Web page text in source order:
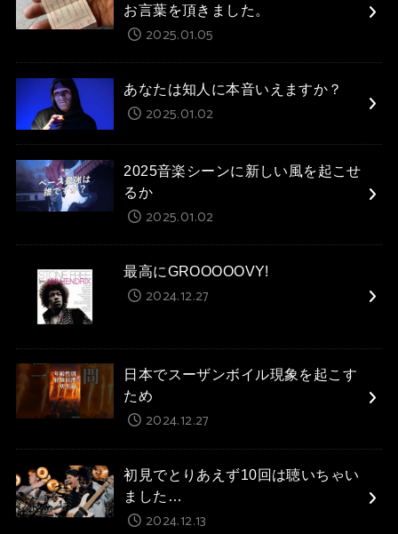
お言葉を頂きました。
2025.01.05
あなたは知人に本音いえますか？
2025.01.02
2025音楽シーンに新しい風を起こせ
るか
2025.01.02
最高にGROOOOOVY!
2024.12.27
日本でスーザンボイル現象を起こす
ため
2024.12.27
初見でとりあえず10回は聴いちゃい
ました…
2024.12.13